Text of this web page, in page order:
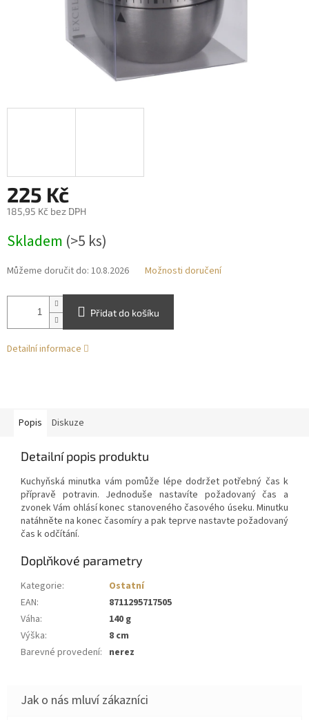
225 Kč
185,95 Kč bez DPH
cena:
Skladem (>5 ks)
Můžeme doručit do: 10.8.2026 Možnosti doručení
Přidat do košíku
Detailní informace
Popis Diskuze
Detailní popis produktu
Kuchyňská minutka vám pomůže lépe dodržet potřebný čas k
přípravě potravin. Jednoduše nastavíte požadovaný čas a
zvonek Vám ohlásí konec stanoveného časového úseku. Minutku
natáhněte na konec časomíry a pak teprve nastavte požadovaný
čas k odčítání.
Doplňkové parametry
Kategorie:
Ostatní
EAN:
8711295717505
Váha:
140 g
Výška:
8 cm
Barevné provedení: nerez